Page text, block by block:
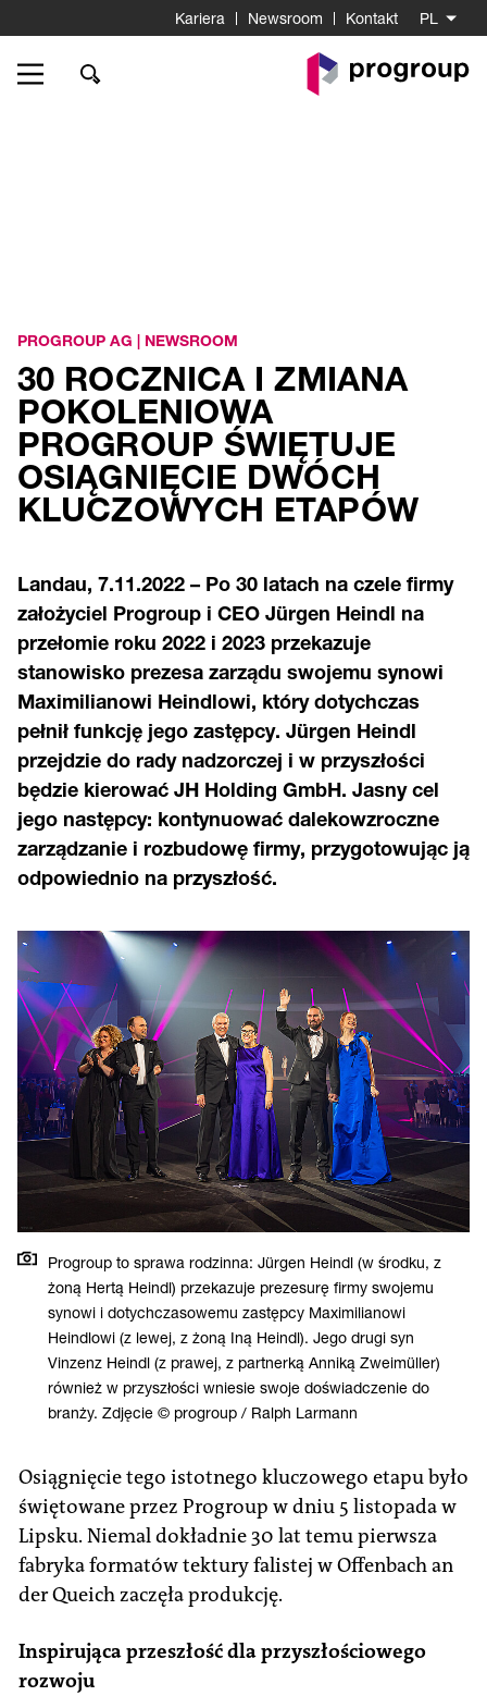
Kariera Newsroom Kontakt PL
Do
strony
PROGROUP AG | NEWSROOM
30 ROCZNICA I ZMIANA
POKOLENIOWA
PROGROUP ŚWIĘTUJE
OSIĄGNIĘCIE DWÓCH
KLUCZOWYCH ETAPÓW
Landau, 7.11.2022 – Po 30 latach na czele firmy
założyciel Progroup i CEO Jürgen Heindl na
przełomie roku 2022 i 2023 przekazuje
stanowisko prezesa zarządu swojemu synowi
Maximilianowi Heindlowi, który dotychczas
pełnił funkcję jego zastępcy. Jürgen Heindl
przejdzie do rady nadzorczej i w przyszłości
będzie kierować JH Holding GmbH. Jasny cel
jego następcy: kontynuować dalekowzroczne
zarządzanie i rozbudowę firmy, przygotowując ją
odpowiednio na przyszłość.
Progroup to sprawa rodzinna: Jürgen Heindl (w środku, z
żoną Hertą Heindl) przekazuje prezesurę firmy swojemu
synowi i dotychczasowemu zastępcy Maximilianowi
Heindlowi (z lewej, z żoną Iną Heindl). Jego drugi syn
Vinzenz Heindl (z prawej, z partnerką Anniką Zweimüller)
również w przyszłości wniesie swoje doświadczenie do
branży. Zdjęcie © progroup / Ralph Larmann
Osiągnięcie tego istotnego kluczowego etapu było
świętowane przez Progroup w dniu 5 listopada w
Lipsku. Niemal dokładnie 30 lat temu pierwsza
fabryka formatów tektury falistej w Offenbach an
der Queich zaczęła produkcję.
Inspirująca przeszłość dla przyszłościowego
rozwoju